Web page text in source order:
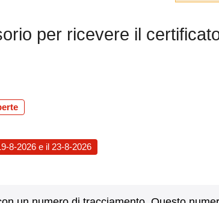
per ricevere il
8-2026 e il 23-8-2026